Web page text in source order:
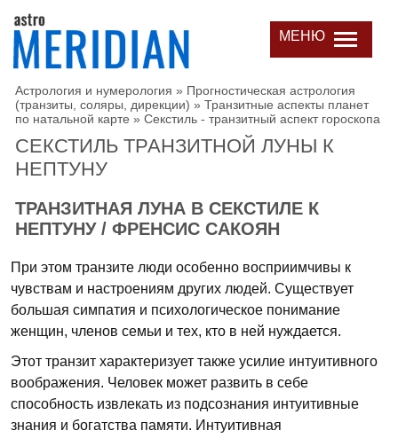
МЕНЮ
Астрология и нумерология » Прогностическая астрология
(транзиты, соляры, дирекции) » Транзитные аспекты планет
по натальной карте » Секстиль - транзитный аспект гороскопа
СЕКСТИЛЬ ТРАНЗИТНОЙ ЛУНЫ К
НЕПТУНУ
ТРАНЗИТНАЯ ЛУНА В СЕКСТИЛЕ К
НЕПТУНУ / ФРЕНСИС САКОЯН
При этом транзите люди особенно восприимчивы к
чувствам и настроениям других людей. Существует
большая симпатия и психологическое понимание
женщин, членов семьи и тех, кто в ней нуждается.
Этот транзит характеризует также усилие интуитивного
воображения. Человек может развить в себе
способность извлекать из подсознания интуитивные
знания и богатства памяти. Интуитивная